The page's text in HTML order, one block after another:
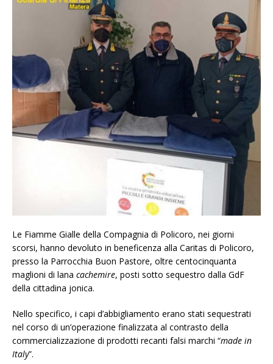
Le Fiamme Gialle della Compagnia di Policoro, nei giorni
scorsi, hanno devoluto in beneficenza alla Caritas di Policoro,
presso la Parrocchia Buon Pastore, oltre centocinquanta
maglioni di lana cachemire, posti sotto sequestro dalla GdF
della cittadina jonica.
Nello specifico, i capi d’abbigliamento erano stati sequestrati
nel corso di un’operazione finalizzata al contrasto della
commercializzazione di prodotti recanti falsi marchi “made in
Italy”.